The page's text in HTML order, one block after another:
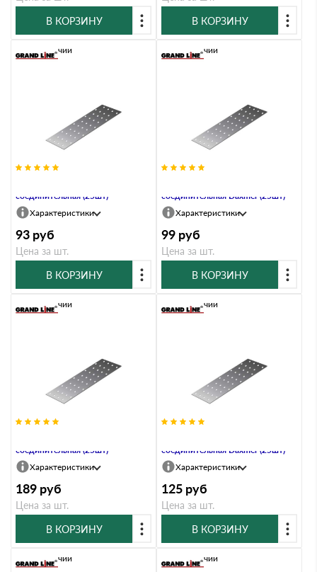
В КОРЗИНУ
В КОРЗИНУ
соединительная (25шт)
В наличии
Характеристики
93 руб
Цена за шт.
В КОРЗИНУ
соединительная Daxmer (25шт)
В наличии
Характеристики
99 руб
Цена за шт.
В КОРЗИНУ
соединительная (25шт)
В наличии
Характеристики
189 руб
Цена за шт.
В КОРЗИНУ
соединительная Daxmer (25шт)
В наличии
Характеристики
125 руб
Цена за шт.
В КОРЗИНУ
В наличии В наличии